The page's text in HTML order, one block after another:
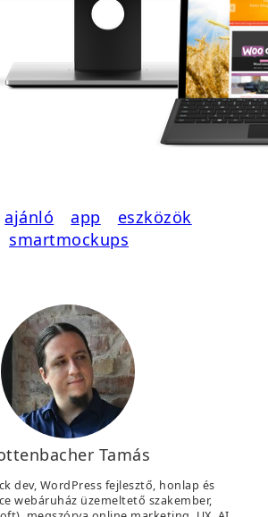
ajánló app
eszközök
smartmockups
Tamás
dev, WordPress fejlesztő, honlap és
webáruház üzemeltető szakember,